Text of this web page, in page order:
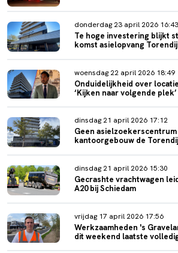
donderdag 23 april 2026 16:43
Te hoge investering blijkt
komst asielopvang
woensdag 22 april 2026 18:49
Onduidelijkheid over
‘Kijken naar volgende plek’
dinsdag 21 april 2026 17:12
Geen
kantoorgebouw de
dinsdag 21 april 2026 15:30
Gecrashte vrachtwagen
A20 bij Schiedam
vrijdag 17 april 2026 17:56
Werkzaamheden 's
dit weekend laatste